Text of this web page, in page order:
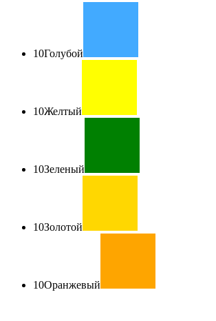
10Голубой
10Желтый
10Зеленый
10Золотой
10Оранжевый